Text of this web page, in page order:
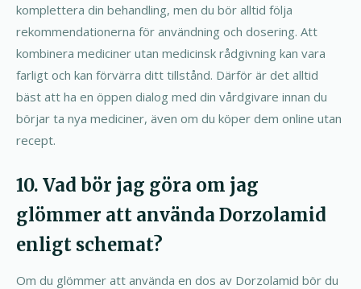
komplettera din behandling, men du bör alltid följa
rekommendationerna för användning och dosering. Att
kombinera mediciner utan medicinsk rådgivning kan vara
farligt och kan förvärra ditt tillstånd. Därför är det alltid
bäst att ha en öppen dialog med din vårdgivare innan du
börjar ta nya mediciner, även om du köper dem online utan
recept.
10. Vad bör jag göra om jag
glömmer att använda Dorzolamid
enligt schemat?
Om du glömmer att använda en dos av Dorzolamid bör du